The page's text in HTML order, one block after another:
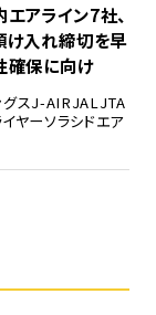
アライン7社、
け入れ締切を早
確保に向け
スJ-AIRJALJTA
ヤーソラシドエア